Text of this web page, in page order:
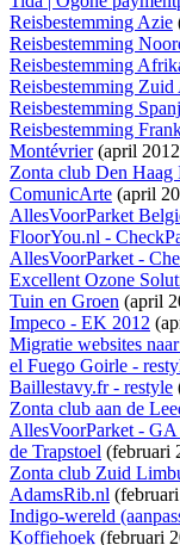
Reisbestemming Azie
Reisbestemming
Reisbestemming
Reisbestemming
Reisbestemming
Reisbestemming
Montévrier(april
Zonta club Den Haag
ComunicArte (april
AllesVoorParket
FloorYou.nl -
AllesVoorParket -
Excellent Ozone
Tuin en Groen (april
Impeco - EK 2012
Migratie websites
el Fuego Goirle -
Baillestavy.fr - restyle
Zonta club aan de
AllesVoorParket - GA
de Trapstoel (februari
Zonta club Zuid
AdamsRib.nl
Indigo-wereld
Koffiehoek (februari